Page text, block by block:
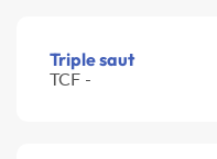
Triple saut
TCF -